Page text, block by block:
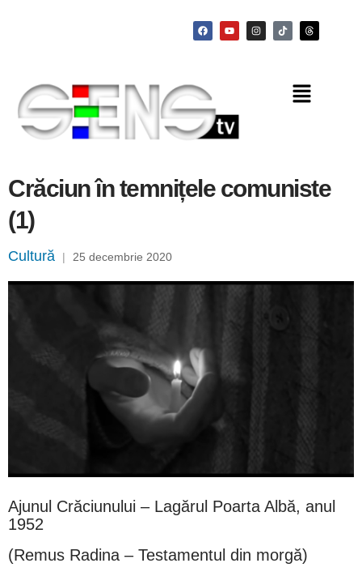
Crăciun în temnițele comuniste
(1)
Cultură | 25 decembrie 2020
Ajunul Crăciunului – Lagărul Poarta Albă, anul
1952
(Remus Radina – Testamentul din morgă)